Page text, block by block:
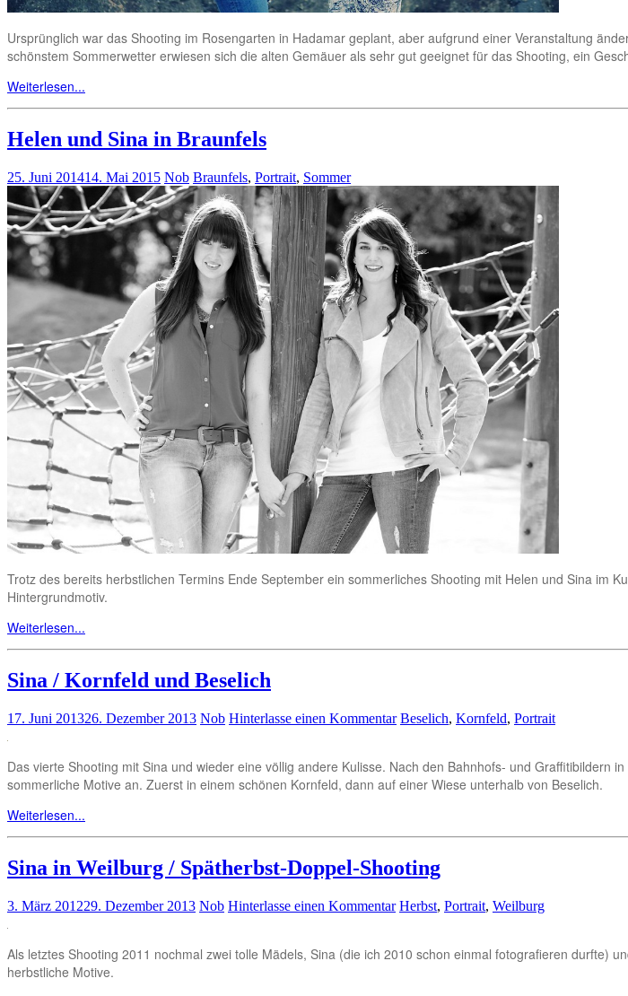
Ursprünglich war das Shooting im Rosengarten in Hadamar geplant, aber aufgrund einer Veranstaltung
schönstem Sommerwetter erwiesen sich die alten Gemäuer als sehr gut geeignet für das Shooting, ein
Weiterlesen...
Helen und Sina in Braunfels
25. Juni 201414. Mai 2015 Nob Braunfels, Portrait, Sommer
Trotz des bereits herbstlichen Termins Ende September ein sommerliches Shooting mit Helen und Sina im
Hintergrundmotiv.
Weiterlesen...
Sina / Kornfeld und Beselich
17. Juni 201326. Dezember 2013 Nob Hinterlasse einen Kommentar Beselich, Kornfeld, Portrait
Das vierte Shooting mit Sina und wieder eine völlig andere Kulisse. Nach den Bahnhofs- und
sommerliche Motive an. Zuerst in einem schönen Kornfeld, dann auf einer Wiese unterhalb von Beselich.
Weiterlesen...
Sina in Weilburg / Spätherbst-Doppel-Shooting
3. März 201229. Dezember 2013 Nob Hinterlasse einen Kommentar Herbst, Portrait, Weilburg
Als letztes Shooting 2011 nochmal zwei tolle Mädels, Sina (die ich 2010 schon einmal fotografieren durfte)
herbstliche Motive.